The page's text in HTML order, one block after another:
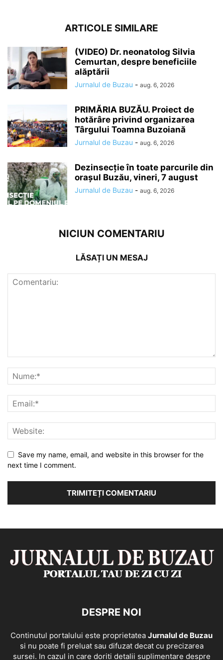
ARTICOLE SIMILARE
(VIDEO) Dr. neonatolog Silvia
Cemurtan, despre beneficiile
alăptării
Jurnalul de Buzau - aug. 6, 2026
PRIMĂRIA BUZĂU. Proiect de
hotărâre privind organizarea
Târgului Toamna Buzoiană
Jurnalul de Buzau - aug. 6, 2026
Dezinsecție în toate parcurile din
orașul Buzău, vineri, 7 august
Jurnalul de Buzau - aug. 6, 2026
NICIUN COMENTARIU
LĂSAȚI UN MESAJ
Save my name, email, and website in this browser for the
next time I comment.
DESPRE NOI
Continutul portalului este proprietatea Jurnalul de Buzau
si nu poate fi preluat sau difuzat decat cu precizarea
sursei. In cazul in care doriti detalii suplimentare despre